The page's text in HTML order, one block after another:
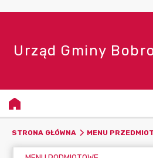
Urząd Gminy
STRONA GŁÓWNA MENU